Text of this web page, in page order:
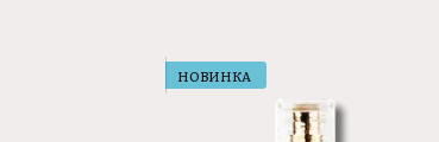
НОВИНКА